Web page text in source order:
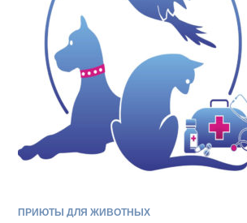
ПРИЮТЫ ДЛЯ ЖИВОТНЫХ